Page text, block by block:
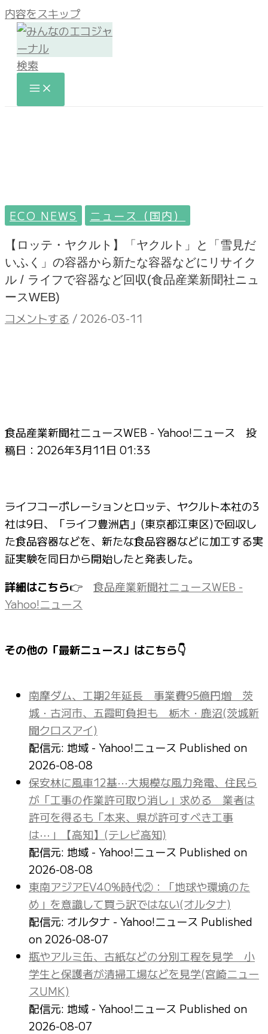
内容をスキップ
検索
ECO NEWS ニュース（国内）
【ロッテ・ヤクルト】「ヤクルト」と「雪見だ
いふく」の容器から新たな容器などにリサイク
ル / ライフで容器など回収(食品産業新聞社ニュ
ースWEB)
コメントする / 2026-03-11
食品産業新聞社ニュースWEB - Yahoo!ニュース 投
稿日： 2026年3月11日 01:33
ライフコーポレーションとロッテ、ヤクルト本社の3
社は9日、「ライフ豊洲店」(東京都江東区)で回収し
た食品容器などを、新たな食品容器などに加工する実
証実験を同日から開始したと発表した。
詳細はこちら👉 食品産業新聞社ニュースWEB -
Yahoo!ニュース
その他の「最新ニュース」はこちら👇
南摩ダム、工期2年延長 事業費95億円増 茨
城・古河市、五霞町負担も 栃木・鹿沼(茨城新
聞クロスアイ)
配信元: 地域 - Yahoo!ニュース Published on
2026-08-08
保安林に風車12基⋯大規模な風力発電、住民ら
が「工事の作業許可取り消し」求める 業者は
許可を得るも「本来、県が許可すべき工事
は⋯」【高知】(テレビ高知)
配信元: 地域 - Yahoo!ニュース Published on
2026-08-08
東南アジアEV40%時代②：「地球や環境のた
め」を意識して買う訳ではない(オルタナ)
配信元: オルタナ - Yahoo!ニュース Published
on 2026-08-07
瓶やアルミ缶、古紙などの分別工程を見学 小
学生と保護者が清掃工場などを見学(宮崎ニュー
スUMK)
配信元: 地域 - Yahoo!ニュース Published on
2026-08-07